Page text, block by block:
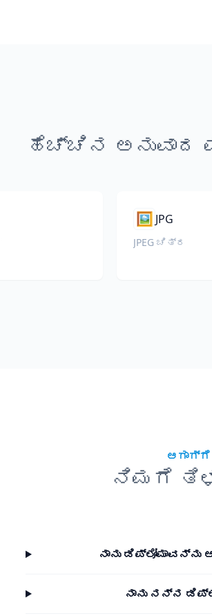
ಹೆಚ್ಚಿನ ಅನುವಾದ
🖼️ JPG
JPEG ಚಿತ್ರ
ಆಗಾಗ್ಗೆ
ನಿಮಗೆ
ನಾನು
ನಾನು ನನ್ನ